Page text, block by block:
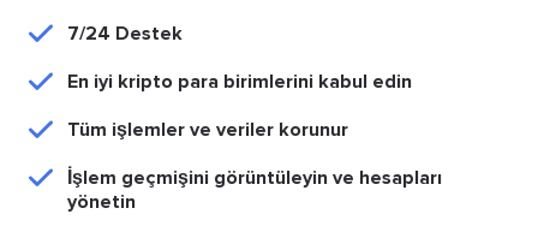
7/24 Destek
En iyi kripto para birimlerini kabul edin
Tüm işlemler ve veriler korunur
İşlem geçmişini görüntüleyin ve hesapları
yönetin